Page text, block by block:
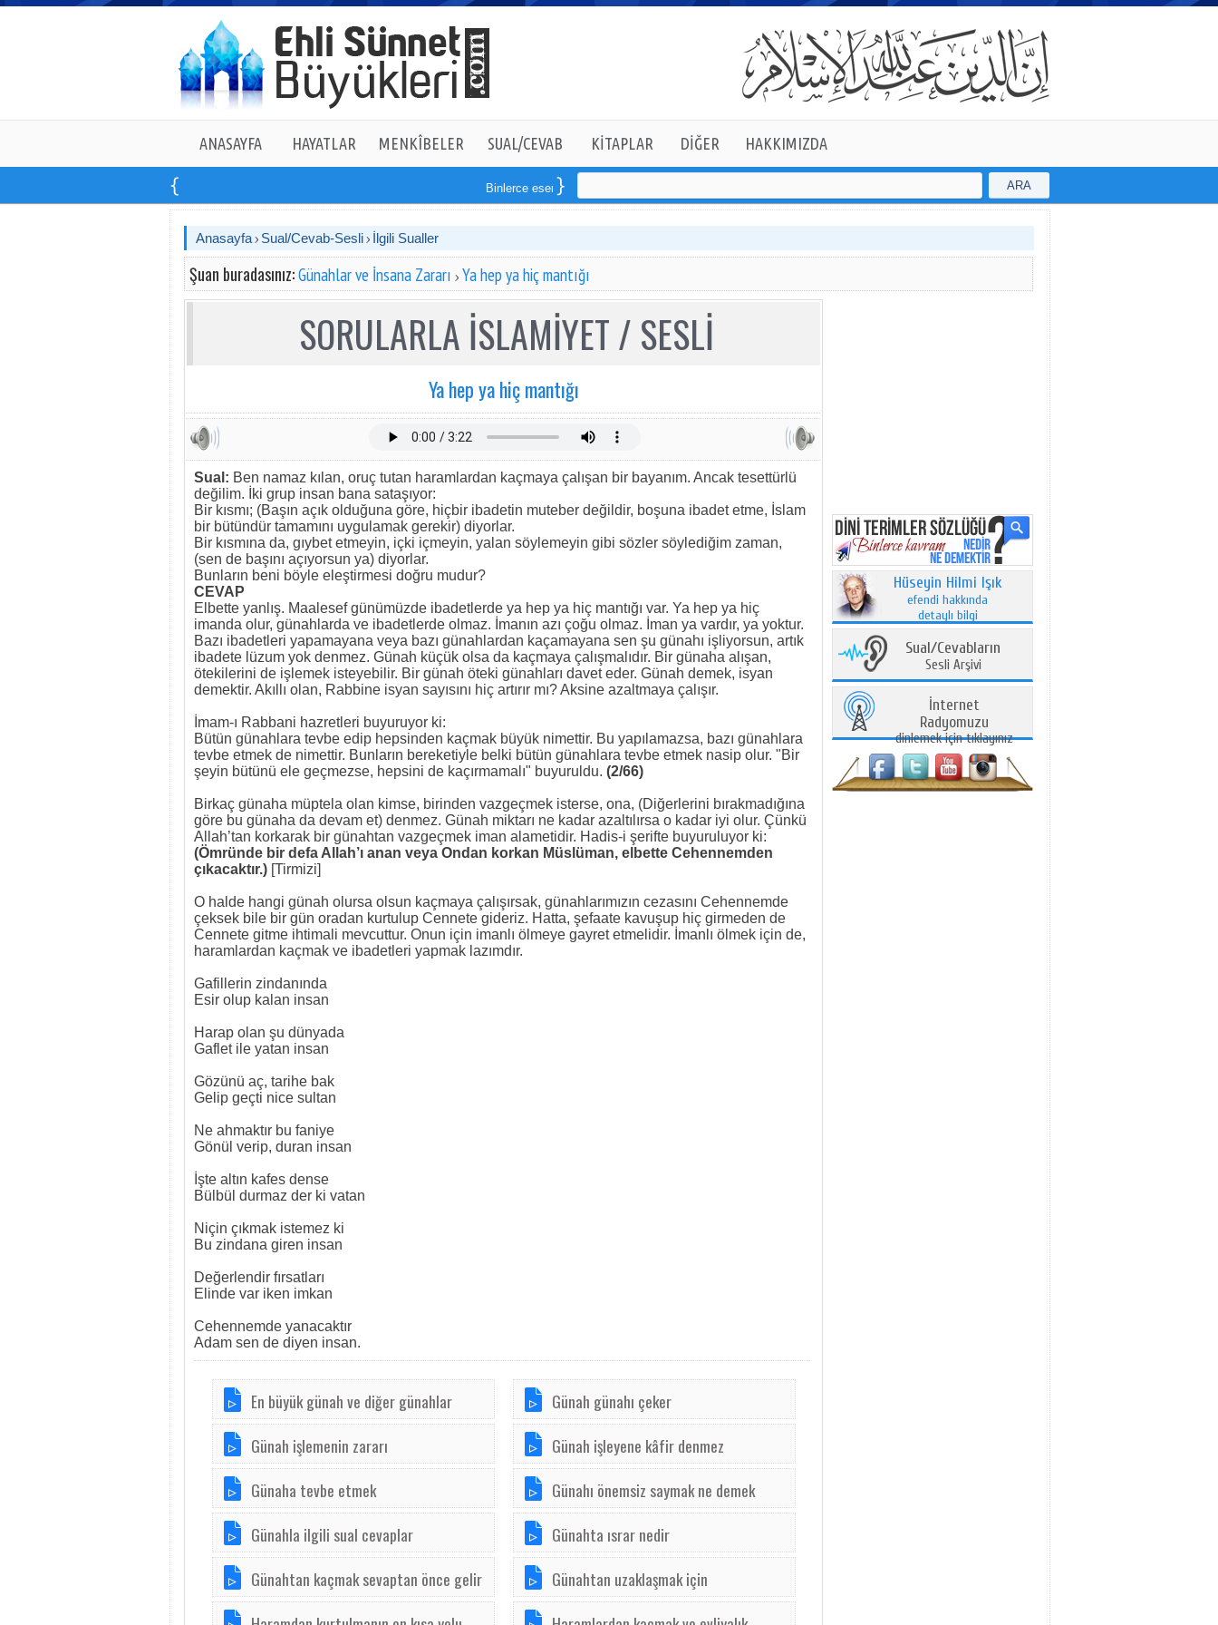
ANASAYFA HAYATLAR MENKÎBELER SUAL/CEVAB KİTAPLAR DİĞER HAKKIMIZDA
Binlerce eserden derlenmiş tam ARA
Anasayfa Sual/Cevab-Sesli İlgili Sualler
Şuan buradasınız:Günahlar ve İnsana Zararı Ya hep ya hiç mantığı
SORULARLA İSLAMİYET / SESLİ
Ya hep ya hiç mantığı
Sual: Ben namaz kılan, oruç tutan haramlardan kaçmaya çalışan bir bayanım. Ancak tesettürlü
değilim. İki grup insan bana sataşıyor:
Bir kısmı; (Başın açık olduğuna göre, hiçbir ibadetin muteber değildir, boşuna ibadet etme, İslam
bir bütündür tamamını uygulamak gerekir) diyorlar.
Bir kısmına da, gıybet etmeyin, içki içmeyin, yalan söylemeyin gibi sözler söylediğim zaman,
(sen de başını açıyorsun ya) diyorlar.
Bunların beni böyle eleştirmesi doğru mudur?
CEVAP
Elbette yanlış. Maalesef günümüzde ibadetlerde ya hep ya hiç mantığı var. Ya hep ya hiç
imanda olur, günahlarda ve ibadetlerde olmaz. İmanın azı çoğu olmaz. İman ya vardır, ya yoktur.
Bazı ibadetleri yapamayana veya bazı günahlardan kaçamayana sen şu günahı işliyorsun, artık
ibadete lüzum yok denmez. Günah küçük olsa da kaçmaya çalışmalıdır. Bir günaha alışan,
ötekilerini de işlemek isteyebilir. Bir günah öteki günahları davet eder. Günah demek, isyan
demektir. Akıllı olan, Rabbine isyan sayısını hiç artırır mı? Aksine azaltmaya çalışır.
İmam-ı Rabbani hazretleri buyuruyor ki:
Bütün günahlara tevbe edip hepsinden kaçmak büyük nimettir. Bu yapılamazsa, bazı günahlara
tevbe etmek de nimettir. Bunların bereketiyle belki bütün günahlara tevbe etmek nasip olur. "Bir
şeyin bütünü ele geçmezse, hepsini de kaçırmamalı" buyuruldu. (2/66)
Birkaç günaha müptela olan kimse, birinden vazgeçmek isterse, ona, (Diğerlerini bırakmadığına
göre bu günaha da devam et) denmez. Günah miktarı ne kadar azaltılırsa o kadar iyi olur. Çünkü
Allah’tan korkarak bir günahtan vazgeçmek iman alametidir. Hadis-i şerifte buyuruluyor ki:
(Ömründe bir defa Allah’ı anan veya Ondan korkan Müslüman, elbette Cehennemden
çıkacaktır.) [Tirmizi]
O halde hangi günah olursa olsun kaçmaya çalışırsak, günahlarımızın cezasını Cehennemde
çeksek bile bir gün oradan kurtulup Cennete gideriz. Hatta, şefaate kavuşup hiç girmeden de
Cennete gitme ihtimali mevcuttur. Onun için imanlı ölmeye gayret etmelidir. İmanlı ölmek için de,
haramlardan kaçmak ve ibadetleri yapmak lazımdır.
Gafillerin zindanında
Esir olup kalan insan
Harap olan şu dünyada
Gaflet ile yatan insan
Gözünü aç, tarihe bak
Gelip geçti nice sultan
Ne ahmaktır bu faniye
Gönül verip, duran insan
İşte altın kafes dense
Bülbül durmaz der ki vatan
Niçin çıkmak istemez ki
Bu zindana giren insan
Değerlendir fırsatları
Elinde var iken imkan
Cehennemde yanacaktır
Adam sen de diyen insan.
En büyük günah ve diğer günahlar
Günah günahı çeker
Günah işlemenin zararı
Günah işleyene kâfir denmez
Günaha tevbe etmek
Günahı önemsiz saymak ne demek
Günahla ilgili sual cevaplar
Günahta ısrar nedir
Günahtan kaçmak sevaptan önce gelir
Günahtan uzaklaşmak için
Hüseyin Hilmi Işık
efendi hakkında
detaylı bilgi
Sual/Cevabların
Sesli Arşivi
İnternet
Radyomuzu
dinlemek için tıklayınız